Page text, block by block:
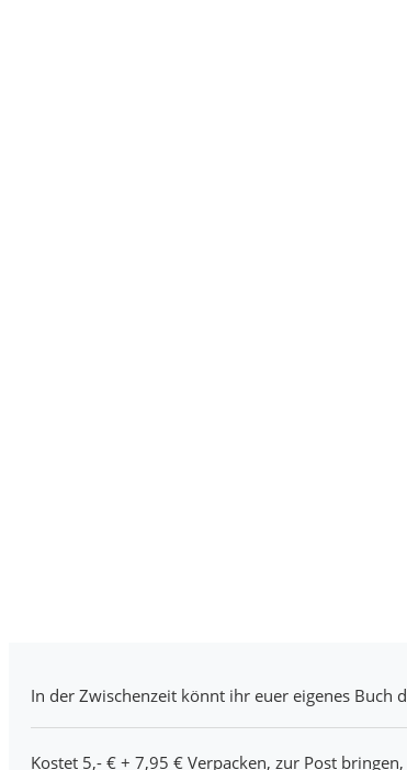
In der Zwischenzeit könnt ihr euer eigenes Buch
Kostet 5,- € + 7,95 € Verpacken, zur Post